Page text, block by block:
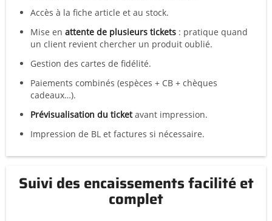
Accès à la fiche article et au stock.
Mise en attente de plusieurs tickets : pratique quand
un client revient chercher un produit oublié.
Gestion des cartes de fidélité.
Paiements combinés (espèces + CB + chèques
cadeaux…).
Prévisualisation du ticketavant impression.
Impression de BL et factures si nécessaire.
Suivi des encaissements facilité et
complet